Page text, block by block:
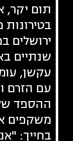
ירושלים
שנתיים
עקשן,
עם הזרם
ההספד
בחייך: